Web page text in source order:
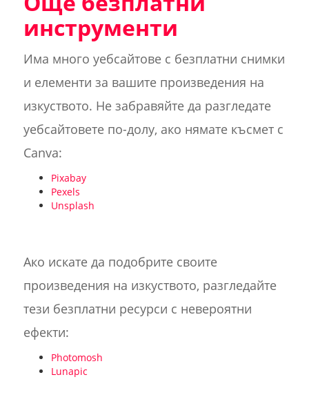
инструменти
Има много уебсайтове с безплатни снимки
и елементи за вашите произведения на
изкуството. Не забравяйте да разгледате
уебсайтовете по-долу, ако нямате късмет с
Canva:
Pixabay
Pexels
Unsplash
Ако искате да подобрите своите
произведения на изкуството, разгледайте
тези безплатни ресурси с невероятни
ефекти:
Photomosh
Lunapic